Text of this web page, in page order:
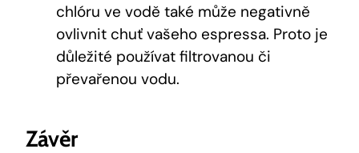
chlóru ve vodě také může negativně
ovlivnit chuť vašeho espressa. Proto je
důležité používat filtrovanou či
převařenou vodu.
Závěr